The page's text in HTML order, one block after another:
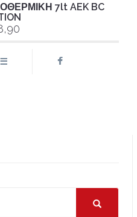
7lt AEK BC